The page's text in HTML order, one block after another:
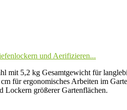
und Aerifizieren...
mit 5,2 kg Gesamtgewicht für
für ergonomisches Arbeiten im
Lockern größerer Gartenflächen.